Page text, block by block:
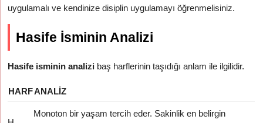
uygulamalı ve kendinize disiplin uygulamayı öğrenmelisiniz.
Hasife İsminin Analizi
Hasife isminin analizi baş harflerinin taşıdığı anlam ile ilgilidir.
HARFANALIZ
Monoton bir yaşam tercih eder. Sakinlik en belirgin